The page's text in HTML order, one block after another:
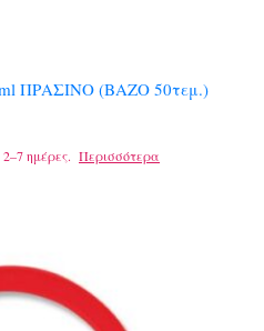
ΠΡΑΣΙΝΟ (ΒΑΖΟ 50τεμ.)
ημέρες. Περισσότερα